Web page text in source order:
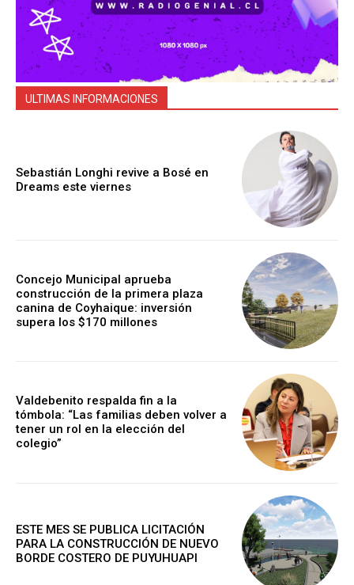
ULTIMAS INFORMACIONES
Sebastián Longhi revive a Bosé en
Dreams este viernes
Concejo Municipal aprueba
construcción de la primera plaza
canina de Coyhaique: inversión
supera los $170 millones
Valdebenito respalda fin a la
tómbola: “Las familias deben volver a
tener un rol en la elección del
colegio”
ESTE MES SE PUBLICA LICITACIÓN
PARA LA CONSTRUCCIÓN DE NUEVO
BORDE COSTERO DE PUYUHUAPI